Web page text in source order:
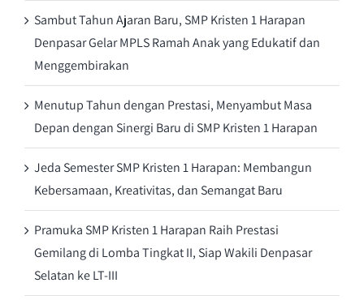
Sambut Tahun Ajaran Baru, SMP Kristen 1 Harapan
Denpasar Gelar MPLS Ramah Anak yang Edukatif dan
Menggembirakan
Menutup Tahun dengan Prestasi, Menyambut Masa
Depan dengan Sinergi Baru di SMP Kristen 1 Harapan
Jeda Semester SMP Kristen 1 Harapan: Membangun
Kebersamaan, Kreativitas, dan Semangat Baru
Pramuka SMP Kristen 1 Harapan Raih Prestasi
Gemilang di Lomba Tingkat II, Siap Wakili Denpasar
Selatan ke LT-III